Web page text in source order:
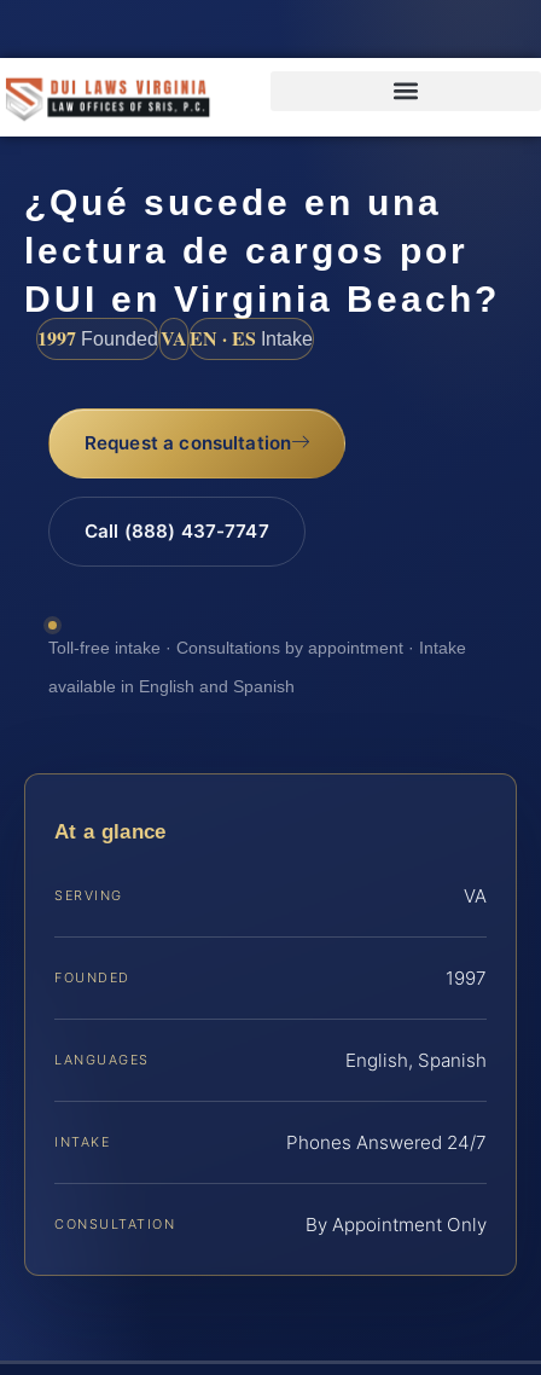
¿Qué sucede en una
lectura de cargos por
DUI en Virginia Beach?
1997 FoundedVAEN · ES Intake
Request a consultation
Call (888) 437-7747
Toll-free intake · Consultations by appointment · Intake
available in English and Spanish
At a glance
SERVING VA
FOUNDED 1997
LANGUAGES English, Spanish
INTAKE Phones Answered 24/7
CONSULTATION By Appointment Only